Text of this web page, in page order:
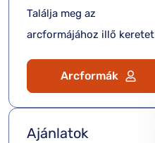
Találja meg az
arcformájához illő keretet
Arcformák
Ajánlatok